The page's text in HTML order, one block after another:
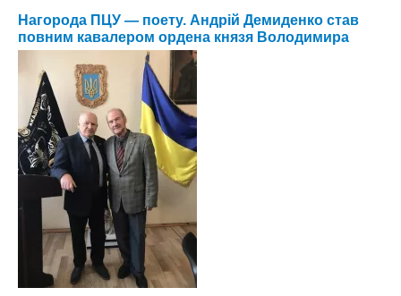
Нагорода ПЦУ — поету. Андрій Демиденко став
повним кавалером ордена князя Володимира